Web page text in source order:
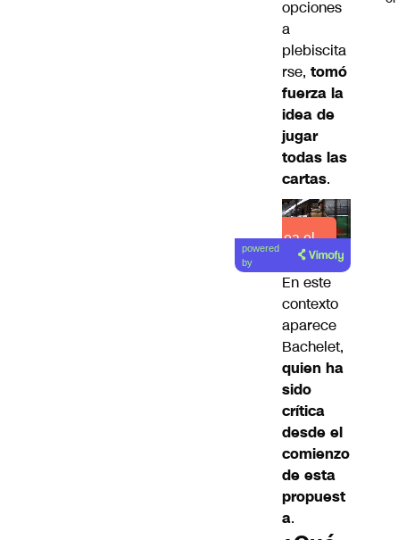
opciones
a
plebiscita
rse, tomó
fuerza la
idea de
jugar
todas las
cartas.
Lea el
artículo
powered
by
En este
contexto
aparece
Bachelet,
quien ha
sido
crítica
desde el
comienzo
de esta
propuest
a.